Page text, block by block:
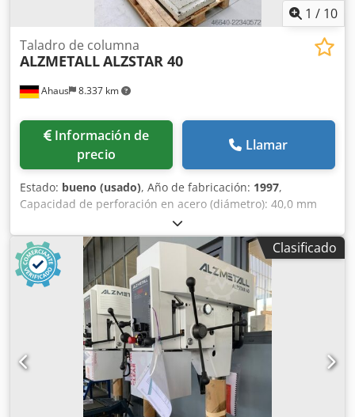
1 / 10
Ahaus 8.337 km
Taladro de columna
ALZMETALLALZSTAR 40
Información de
precio
Llamar
Estado: bueno (usado), Año de fabricación: 1997,
Capacidad de perforación en acero (diámetro): 40,0 mm
Voladizo: 293 mm Carrera de perforación: 140 mm Cono
Morse: 3 MK Chsdpfx Acozl E T Rogja Mesa: 415 x 350 mm
Velocidad: 160 - 2.250 rpm Diámetro de la columna: 115
mm Potencia total requerida: 1,45 / 1,90 kW Peso: 285 kg
Dimensiones (largo x ancho x alto): 500 x 800 x 1920 mm
Equipamiento: - Taladradora de columna robusta - Ajuste
de velocidad continuo (correa trapezoidal) - Motor
conmutable de polos - Tope de profundidad de
perforación - Mesa de la máquina con 2 ranuras en T *
Ajuste de altura mediante manivela - Pulsador de parada
de emergencia (con bloqueo) - Interruptor conmutador
para giro a la derecha y a la izquierda - Manual de
Clasificado